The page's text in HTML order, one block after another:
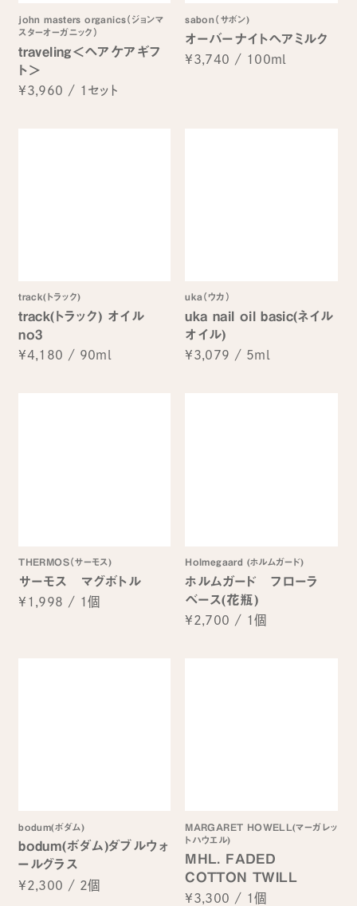
john masters organics（ジョンマ
スターオーガニック）
traveling＜ヘアケアギフ
ト＞
¥3,960 / 1セット
sabon（サボン)
オーバーナイトヘアミルク
¥3,740 / 100ml
track(トラック)
track(トラック) オイル
no3
¥4,180 / 90ml
uka（ウカ）
uka nail oil basic(ネイル
オイル)
¥3,079 / 5ml
THERMOS（サーモス)
サーモス マグボトル
¥1,998 / 1個
Holmegaard (ホルムガード)
ホルムガード フローラ
ベース(花瓶)
¥2,700 / 1個
bodum(ボダム)
bodum(ボダム)ダブルウォ
ールグラス
¥2,300 / 2個
MARGARET HOWELL(マーガレッ
トハウエル)
MHL. FADED
COTTON TWILL
¥3,300 / 1個